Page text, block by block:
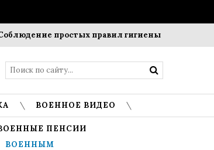
простых правил гигиены помогает
ВОЕННОЕ ВИДЕО
ПЕНСИИ
ВОЕННЫМ